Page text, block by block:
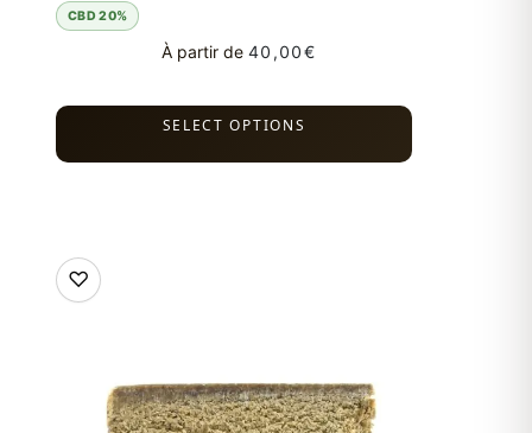
CBD 20%
À partir de 40,00€
SELECT OPTIONS
♡